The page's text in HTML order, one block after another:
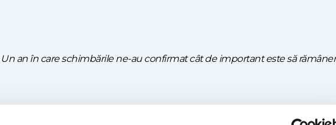
an în care schimbările ne-au confirmat cât de important este să
și colaborare!